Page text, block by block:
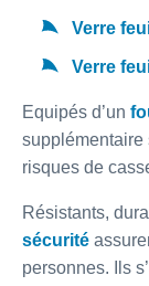
Verre
Verre
Equipés d’un
supplémentaire
risques de
Résistants,
sécurité
personnes. Ils